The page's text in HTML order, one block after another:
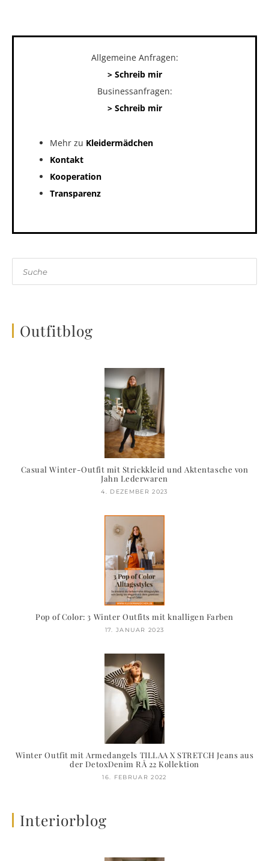
Allgemeine Anfragen:
> Schreib mir
Businessanfragen:
> Schreib mir
Mehr zu Kleidermädchen
Kontakt
Kooperation
Transparenz
Outfitblog
Casual Winter-Outfit mit Strickkleid und Aktentasche von
Jahn Lederwaren
4. DEZEMBER 2023
Pop of Color: 3 Winter Outfits mit knalligen Farben
17. JANUAR 2023
Winter Outfit mit Armedangels TILLAA X STRETCH Jeans aus
der DetoxDenim RÅ 22 Kollektion
16. FEBRUAR 2022
Interiorblog